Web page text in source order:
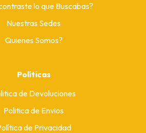
lo que Buscabas?
Nuestras Sedes
Quienes Somos?
Políticas
de Devoluciones
Politica de Envios
de Privacidad